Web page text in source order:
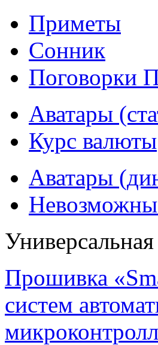
Приметы
Сонник
Поговорки
Аватары
Курс валюты
Аватары
Прошивка
систем